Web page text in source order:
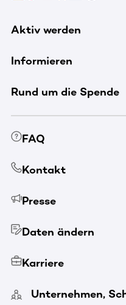
Aktiv werden
Informieren
Rund um die Spende
FAQ
Kontakt
Presse
Daten ändern
Karriere
Unternehmen,